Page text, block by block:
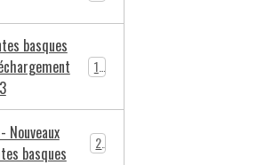
basques
Nouveaux
basques